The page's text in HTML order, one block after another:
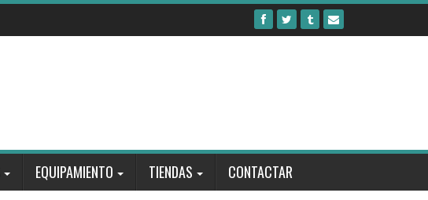
EQUIPAMIENTO TIENDAS CONTACTAR